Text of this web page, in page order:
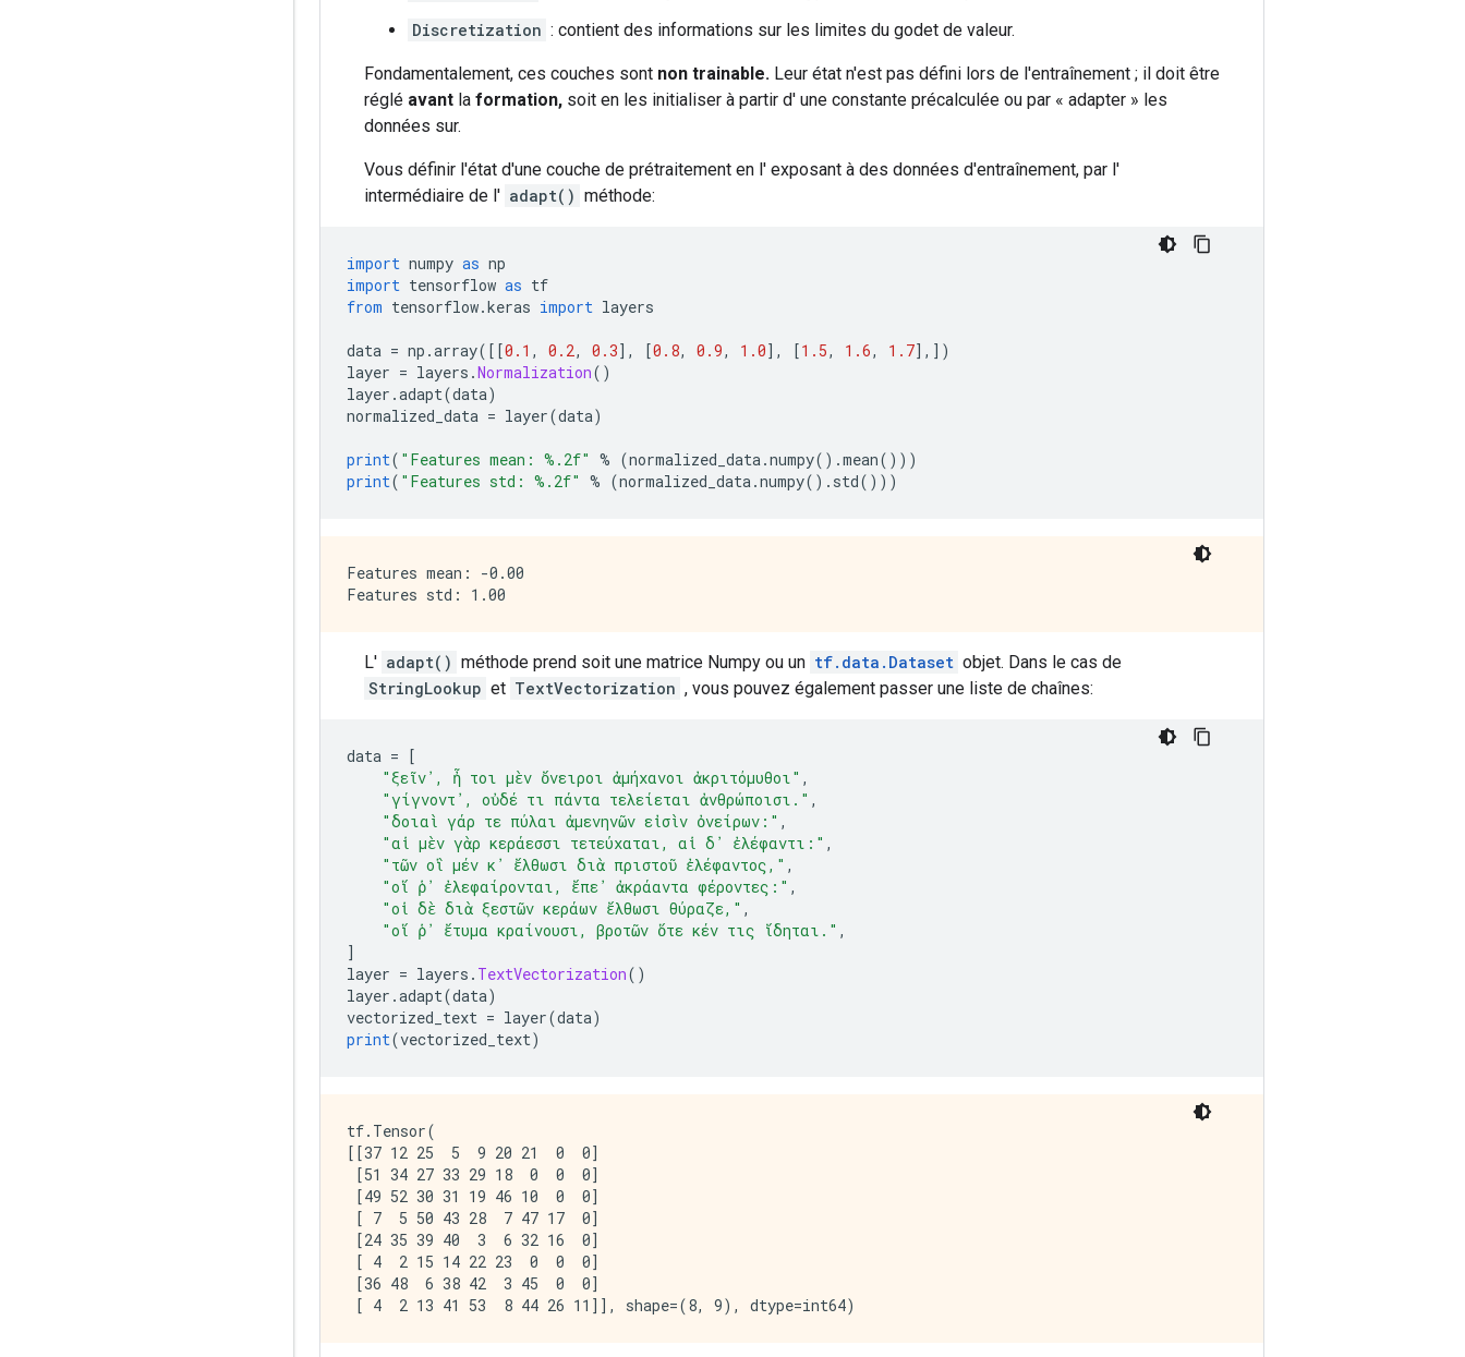
Discretization : contient des informations sur les limites du godet de valeur.
Fondamentalement, ces couches sont non trainable. Leur état n'est pas défini lors de l'entraînement ; il doit être
réglé avant la formation, soit en les initialiser à partir d' une constante précalculée ou par « adapter » les
données sur.
Vous définir l'état d'une couche de prétraitement en l' exposant à des données d'entraînement, par l'
intermédiaire de l' adapt() méthode:
import numpy as np
import tensorflow as tf
from tensorflow.keras import layers
data = np .array([[0.1 , 0.2, 0.3], [0.8, 0.9, 1.0], [1.5, 1.6, 1.7],])
layer = layers .Normalization()
layer .adapt(data)
normalized_data = layer(data)
print( "Features mean: %.2f" % (normalized_data.numpy().mean()))
print( "Features std: %.2f" % (normalized_data.numpy(). std()))
Features mean: -0.00
L' adapt() méthode prend soit une matrice Numpy ou un tf.data.Dataset objet. Dans le cas de
StringLookup et TextVectorization , vous pouvez également passer une liste de chaînes:
data = [
"ξεῖν᾽, ἦ τοι μὲν ὄνειροι ἀμήχανοι ἀκριτόμυθοι" ,
"γίγνοντ᾽, οὐδέ τι πάντα τελείεται ἀνθρώποισι." ,
"δοιαὶ γάρ τε πύλαι ἀμενηνῶν εἰσὶν ὀνείρων:" ,
"αἱ μὲν γὰρ κεράεσσι τετεύχαται, αἱ δ᾽ ἐλέφαντι:" ,
"τῶν οἳ μέν κ᾽ ἔλθωσι διὰ πριστοῦ ἐλέφαντος," ,
"οἵ ῥ᾽ ἐλεφαίρονται, ἔπε᾽ ἀκράαντα φέροντες:" ,
"οἱ δὲ διὰ ξεστῶν κεράων ἔλθωσι θύραζε," ,
"οἵ ῥ᾽ ἔτυμα κραίνουσι, βροτῶν ὅτε κέν τις ἴδηται." ,
]
layer = layers . TextVectorization()
layer .adapt(data)
vectorized_text = layer(data)
print(vectorized_text)
tf.Tensor(
[[37 12 25  5  9 20 21  0  0]
[51 34 27 33 29 18  0  0  0]
[49 52 30 31 19 46 10  0  0]
[ 7  5 50 43 28  7 47 17  0]
[24 35 39 40  3  6 32 16  0]
[ 4  2 15 14 22 23  0  0  0]
[36 48  6 38 42  3 45  0  0]